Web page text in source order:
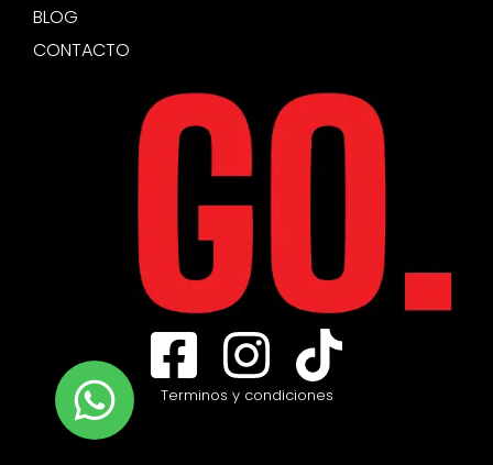
BLOG
CONTACTO
Terminos y condiciones